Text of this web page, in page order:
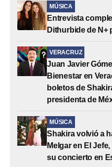
MÚSICA
Entrevista
Dithurbide de N+
VERACRUZ
Juan Javier
Bienestar en
boletos de
presidenta de
MÚSICA
Shakira volvió a
Melgar en El
su concierto en